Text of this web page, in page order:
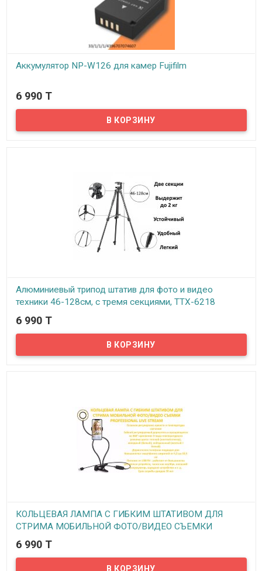
Аккумулятор NP-W126 для камер Fujifilm
камерами Fujifilm, включая Fujifilm X100V, X100VI, XS10, XT30,
6 990 T
Алюминиевый трипод штатив для фото и видео
техники 46-128см, с тремя секциями, TTX-6218
В наличии
Представляем Вам алюминиевый штатив TTX-6218 для фото
видео техники 46-128см, с тремя секциями. Подходящее решение
для любительской фото и видео съемки.
6 990 T
КОЛЬЦЕВАЯ ЛАМПА С ГИБКИМ ШТАТИВОМ ДЛЯ
СТРИМА МОБИЛЬНОЙ ФОТО/ВИДЕО СЪЕМКИ
PROFESSIONAL LIVE STREAM
6 990 T